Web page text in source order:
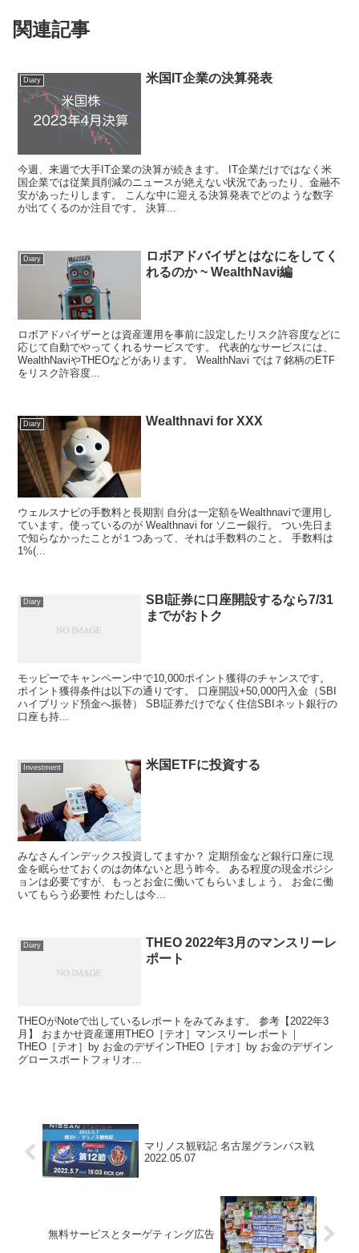
関連記事
Diary 米国IT企業の決算発表
今週、来週で大手IT企業の決算が続きます。 IT企業だけではなく米
国企業では従業員削減のニュースが絶えない状況であったり、金融不
安があったりします。 こんな中に迎える決算発表でどのような数字
が出てくるのか注目です。 決算...
Diary
ロボアドバイザとはなにをしてく
れるのか ~ WealthNavi編
ロボアドバイザーとは資産運用を事前に設定したリスク許容度などに
応じて自動でやってくれるサービスです。 代表的なサービスには、
WealthNaviやTHEOなどがあります。 WealthNavi では７銘柄のETF
をリスク許容度...
Diary Wealthnavi for XXX
ウェルスナビの手数料と長期割 自分は一定額をWealthnaviで運用し
ています。使っているのが Wealthnavi for ソニー銀行。 つい先日ま
で知らなかったことが１つあって、それは手数料のこと。 手数料は
1%(...
Diary
SBI証券に口座開設するなら7/31
までがおトク
モッピーでキャンペーン中で10,000ポイント獲得のチャンスです。
ポイント獲得条件は以下の通りです。 口座開設+50,000円入金（SBI
ハイブリッド預金へ振替） SBI証券だけでなく住信SBIネット銀行の
口座も持...
Investment 米国ETFに投資する
みなさんインデックス投資してますか？ 定期預金など銀行口座に現
金を眠らせておくのは勿体ないと思う昨今。 ある程度の現金ポジシ
ョンは必要ですが、もっとお金に働いてもらいましょう。 お金に働
いてもらう必要性 わたしは今...
Diary
THEO 2022年3月のマンスリーレ
ポート
THEOがNoteで出しているレポートをみてみます。 参考【2022年3
月】 おまかせ資産運用THEO［テオ］マンスリーレポート｜
THEO［テオ］by お金のデザインTHEO［テオ］by お金のデザイン
グロースポートフォリオ...
マリノス観戦記 名古屋グランパス戦
2022.05.07
無料サービスとターゲティング広告